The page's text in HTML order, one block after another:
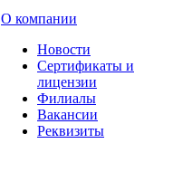
О компании
Новости
Сертификаты и
лицензии
Филиалы
Вакансии
Реквизиты